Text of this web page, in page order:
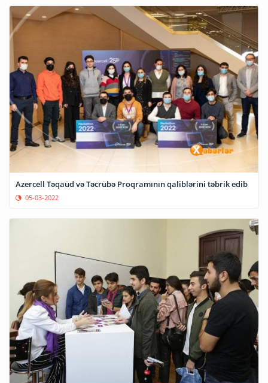
Azercell Təqaüd və Təcrübə Proqramının qaliblərini təbrik edib
05-03-2022